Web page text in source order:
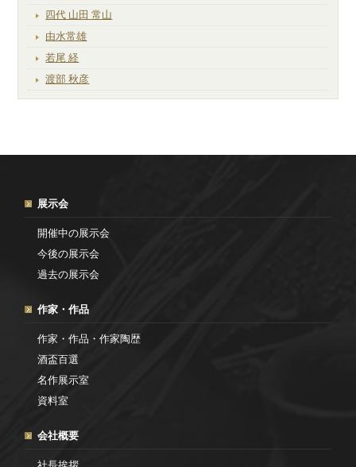
四代 山田 常山
由水常雄
若尾 経
渡部 秋彦
展示会
開催中の展示会
今後の展示会
過去の展示会
作家・作品
作家・作品・作家陶歴
酒盃百選
名作展示室
資料室
会社概要